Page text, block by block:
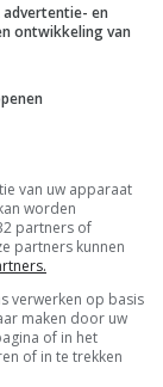
recepten
Voorgerecht
en
ontwikkeling van
van uw apparaat
worden
partners of
partners kunnen
verwerken op basis
maken door uw
of in het
of in te trekken